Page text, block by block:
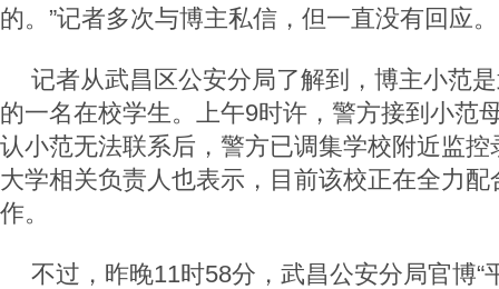
的。”记者多次与博主私信，但一直没有回应。
记者从武昌区公安分局了解到，博主小范
的一名在校学生。上午9时许，警方接到小范
认小范无法联系后，警方已调集学校附近监
大学相关负责人也表示，目前该校正在全力
作。
不过，昨晚11时58分，武昌公安分局官博“